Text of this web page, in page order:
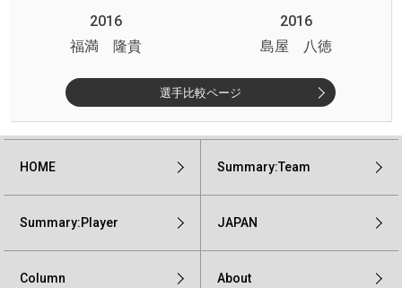
2016
2016
福満 隆貴
島屋 八徳
選手比較ページ
HOME Summary:Team
Summary:Player JAPAN
Column About